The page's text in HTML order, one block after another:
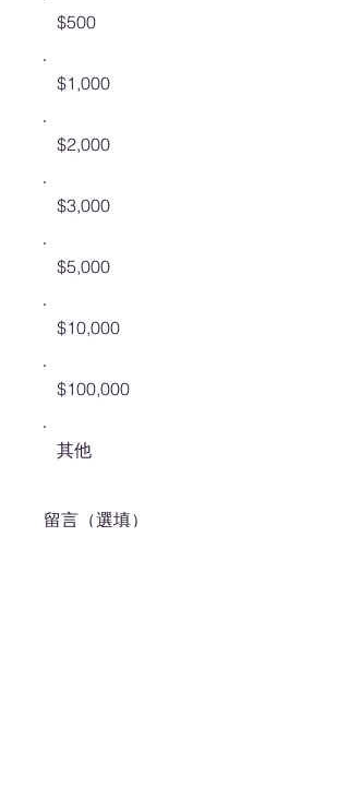
$500
$1,000
$2,000
$3,000
$5,000
$10,000
$100,000
其他
留言（選填）